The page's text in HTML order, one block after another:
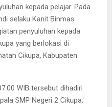
kepada pelajar. Pada
selaku Kanit Binmas
penyuluhan kepada
yang berlokasi di
Cikupa, Kabupaten
WIB tersebut dihadiri
SMP Negeri 2 Cikupa,